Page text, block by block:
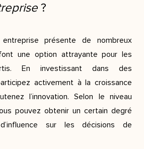
?
présente de nombreux
une option attrayante pour les
En investissant dans des
activement à la croissance
l’innovation. Selon le niveau
pouvez obtenir un certain degré
sur les décisions de